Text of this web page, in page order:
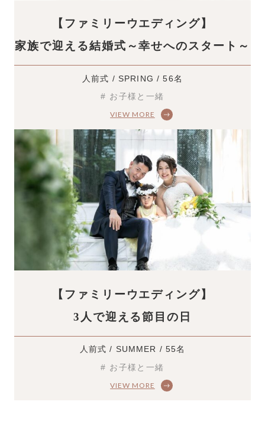
【ファミリーウエディング】
家族で迎える結婚式～幸せへのスタート～
人前式 / SPRING / 56名
# お子様と一緒
【ファミリーウエディング】
3人で迎える節目の日
人前式 / SUMMER / 55名
# お子様と一緒